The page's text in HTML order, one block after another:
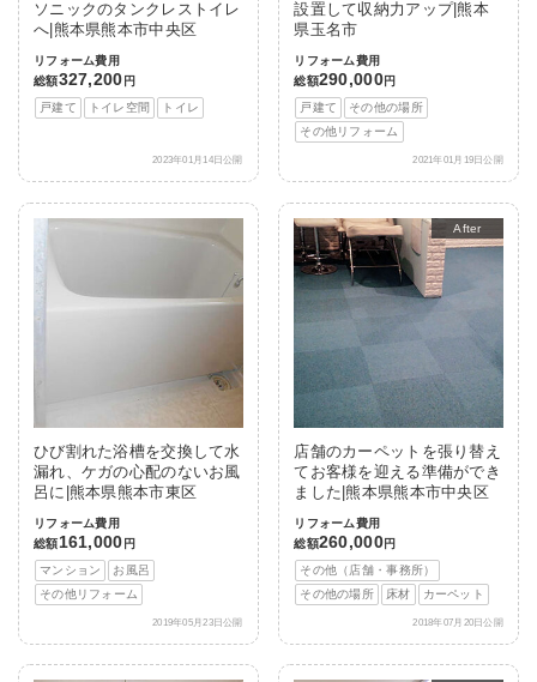
ソニックのタンクレストイレ
へ|熊本県熊本市中央区
リフォーム費用
総額327,200 円
戸建て
トイレ空間 トイレ
2023年01月14日公開
設置して収納力アップ|熊本
県玉名市
リフォーム費用
総額290,000円
戸建て
その他の場所
その他リフォーム
2021年01月19日公開
ひび割れた浴槽を交換して水
漏れ、ケガの心配のないお風
呂に|熊本県熊本市東区
リフォーム費用
総額161,000 円
マンション
お風呂
その他リフォーム
2019年05月23日公開
After
店舗のカーペットを張り替え
てお客様を迎える準備ができ
ました|熊本県熊本市中央区
リフォーム費用
総額260,000円
その他（店舗・事務所）
その他の場所
床材 カーペット
2018年07月20日公開